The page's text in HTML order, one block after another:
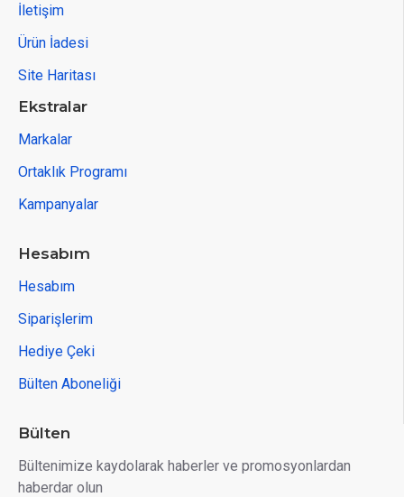
İletişim
Ürün İadesi
Site Haritası
Ekstralar
Markalar
Ortaklık Programı
Kampanyalar
Hesabım
Hesabım
Siparişlerim
Hediye Çeki
Bülten Aboneliği
Bülten
Bültenimize kaydolarak haberler ve promosyonlardan
haberdar olun